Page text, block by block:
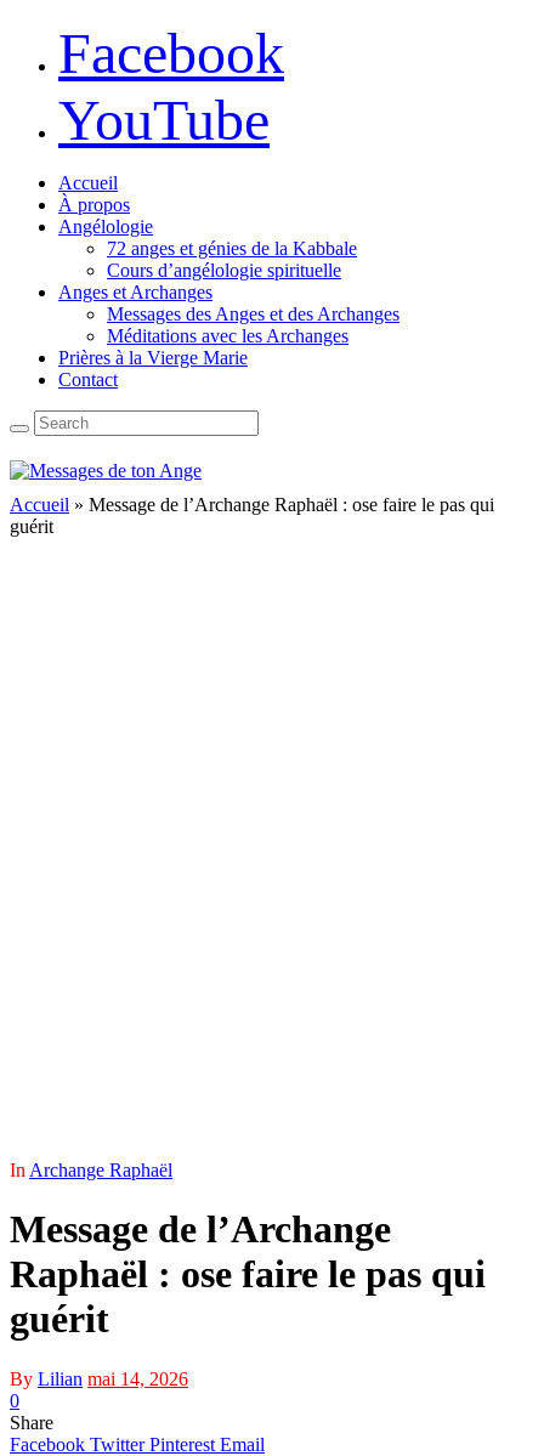
Facebook
YouTube
Accueil
À propos
Angélologie
72 anges et génies de la Kabbale
Cours d’angélologie spirituelle
Anges et Archanges
Messages des Anges et des Archanges
Méditations avec les Archanges
Prières à la Vierge Marie
Contact
Accueil » Message de l’Archange Raphaël : ose faire le pas qui
guérit
In Archange Raphaël
Message de l’Archange
Raphaël : ose faire le pas qui
guérit
By Lilian mai 14, 2026
0
Share
Facebook Twitter Pinterest Email